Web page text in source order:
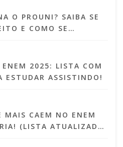
O PROUNI? SAIBA SE
E COMO SE
ENEM 2025: LISTA COM
ESTUDAR ASSISTINDO!
MAIS CAEM NO ENEM
(LISTA ATUALIZADA